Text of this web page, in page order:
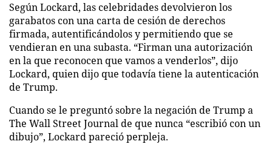
Según Lockard, las celebridades devolvieron los
garabatos con una carta de cesión de derechos
firmada, autentificándolos y permitiendo que se
vendieran en una subasta. “Firman una autorización
en la que reconocen que vamos a venderlos”, dijo
Lockard, quien dijo que todavía tiene la autenticación
de Trump.
Cuando se le preguntó sobre la negación de Trump a
The Wall Street Journal de que nunca “escribió con un
dibujo”, Lockard pareció perpleja.